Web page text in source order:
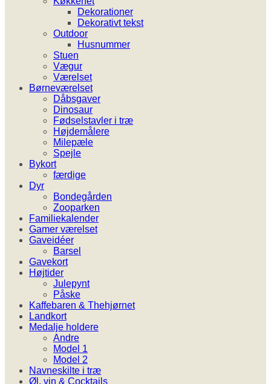
Dekorationer
Dekorativt tekst
Outdoor
Husnummer
Stuen
Vægur
Værelset
Børneværelset
Dåbsgaver
Dinosaur
Fødselstavler i træ
Højdemålere
Milepæle
Spejle
Bykort
færdige
Dyr
Bondegården
Zooparken
Familiekalender
Gamer værelset
Gaveidéer
Barsel
Gavekort
Højtider
Julepynt
Påske
Kaffebaren & Thehjørnet
Landkort
Medalje holdere
Andre
Model 1
Model 2
Navneskilte i træ
Øl, vin & Cocktails